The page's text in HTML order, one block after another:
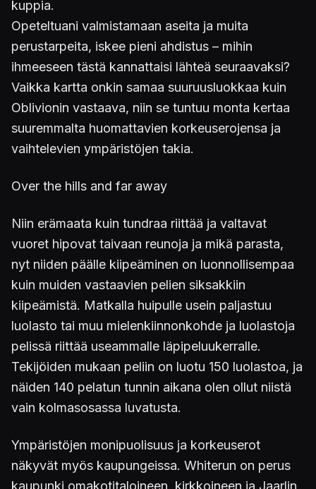
kuppia.
Opeteltuani valmistamaan aseita ja muita
perustarpeita, iskee pieni ahdistus – mihin
ihmeeseen tästä kannattaisi lähteä seuraavaksi?
Vaikka kartta onkin samaa suuruusluokkaa kuin
Oblivionin vastaava, niin se tuntuu monta kertaa
suuremmalta huomattavien korkeuserojensa ja
vaihtelevien ympäristöjen takia.
Over the hills and far away
Niin erämaata kuin tundraa riittää ja valtavat
vuoret hipovat taivaan reunoja ja mikä parasta,
nyt niiden päälle kiipeäminen on luonnollisempaa
kuin muiden vastaavien pelien siksakkiin
kiipeämistä. Matkalla huipulle usein paljastuu
luolasto tai muu mielenkiinnonkohde ja luolastoja
pelissä riittää useammalle läpipeluukerralle.
Tekijöiden mukaan peliin on luotu 150 luolastoa, ja
näiden 140 pelatun tunnin aikana olen ollut niistä
vain kolmasosassa luvatusta.
Ympäristöjen monipuolisuus ja korkeuserot
näkyvät myös kaupungeissa. Whiterun on perus
kaupunki omakotitaloineen, kirkkoineen ja Jaarlin